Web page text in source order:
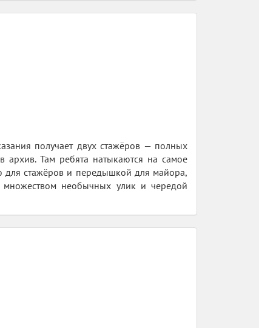
получает двух стажёров — полных
архив. Там ребята натыкаются на самое
для стажёров и передышкой для майора,
множеством необычных улик и чередой